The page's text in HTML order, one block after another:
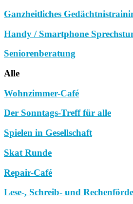
Ganzheitliches
Handy / Smartphone
Seniorenberatung
Alle
Wohnzimmer-Café
Der Sonntags-Treff für alle
Spielen in Gesellschaft
Skat Runde
Repair-Café
Lese-, Schreib- und